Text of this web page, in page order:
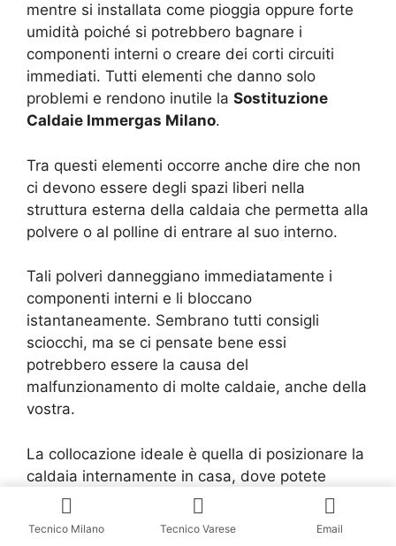
mentre si installata come pioggia oppure forte
umidità poiché si potrebbero bagnare i
componenti interni o creare dei corti circuiti
immediati. Tutti elementi che danno solo
problemi e rendono inutile la Sostituzione
Caldaie Immergas Milano.
Tra questi elementi occorre anche dire che non
ci devono essere degli spazi liberi nella
struttura esterna della caldaia che permetta alla
polvere o al polline di entrare al suo interno.
Tali polveri danneggiano immediatamente i
componenti interni e li bloccano
istantaneamente. Sembrano tutti consigli
sciocchi, ma se ci pensate bene essi
potrebbero essere la causa del
malfunzionamento di molte caldaie, anche della
vostra.
La collocazione ideale è quella di posizionare la
caldaia internamente in casa, dove potete
visionarla e curarla al meglio senza avere
problemi in esterno.
Tecnico Milano Tecnico Varese Email